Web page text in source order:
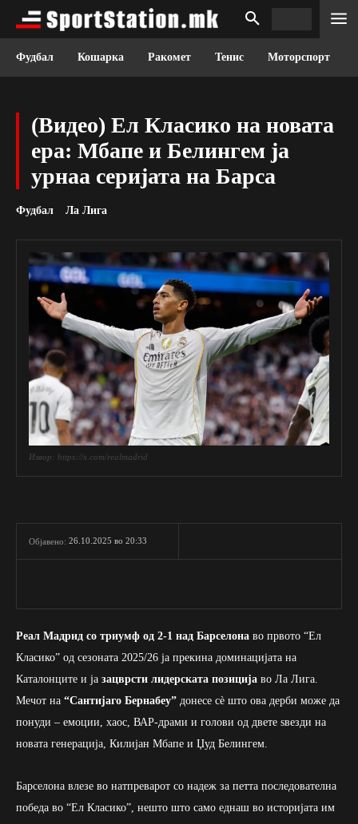
Фудбал Кошарка Ракомет Тенис Моторспорт
(Видео) Ел Класико на новата
ера: Мбапе и Белингем ја
урнаа серијата на Барса
Фудбал Ла Лига
Извор: https://x.com/realmadrid
Објавено: 26.10.2025 во 20:33
Реал Мадрид со триумф од 2-1 над Барселона во првото “Ел
Класико” од сезоната 2025/26 ја прекина доминацијата на
Каталонците и ја зацврсти лидерската позиција во Ла Лига.
Мечот на “Сантијаго Бернабеу” донесе сè што ова дерби може да
понуди – емоции, хаос, ВАР-драми и голови од двете ѕвезди на
новата генерација, Килијан Мбапе и Џуд Белингем.
Барселона влезе во натпреварот со надеж за петта последователна
победа во “Ел Класико”, нешто што само еднаш во историјата им